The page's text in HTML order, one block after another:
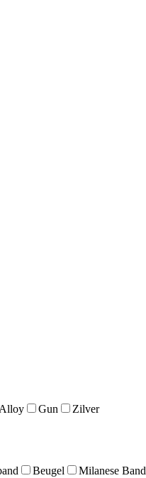
Alloy Gun Zilver
Beugel Milanese Band